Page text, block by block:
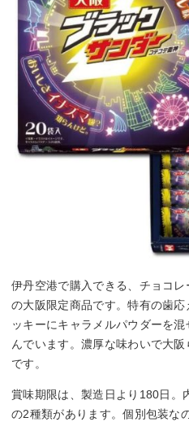
伊丹空港で購入できる、チョコレ
の大阪限定商品です。特有の歯
ッキーにキャラメルパウダーを
んでいます。濃厚な味わいで大
です。
賞味期限は、製造日より180日。
の2種類があります。個別包装な